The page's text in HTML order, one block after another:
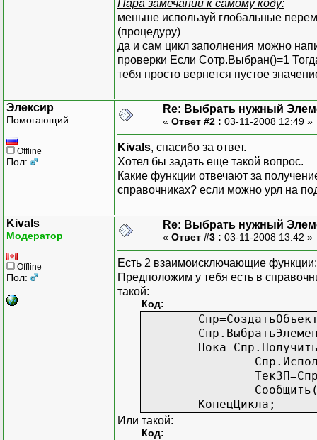
Пара замечаний к самому коду:
меньше используй глобальные
(процедуру)
да и сам цикл заполнения можно
проверки Если Сотр.Выбран()=1
тебя просто вернется пустое
Элексир
Помогающий
Offline
Пол:
Re: Выбрать нужный
« Ответ #2 : 03-11-2008 12:49 »
Kivals, спасибо за ответ.
Хотел бы задать еще такой вопрос.
Какие функции отвечают за
справочниках? если можно урл на
Kivals
Модератор
Offline
Пол:
Re: Выбрать нужный
« Ответ #3 : 03-11-2008 13:42 »
Есть 2 взаимоисключающие
Предположим у тебя есть в
такой:
Код:
Пока
КонецЦикла;
Или такой:
Код: